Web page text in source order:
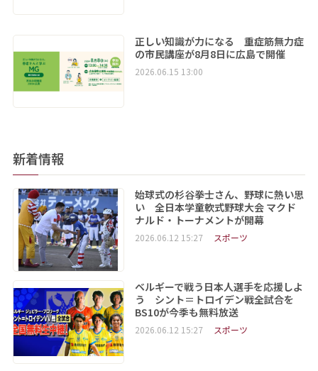
正しい知識が力になる 重症筋無力症
の市民講座が8月8日に広島で開催
2026.06.15 13:00
新着情報
始球式の杉谷拳士さん、野球に熱い思
い 全日本学童軟式野球大会 マクド
ナルド・トーナメントが開幕
2026.06.12 15:27 スポーツ
ベルギーで戦う日本人選手を応援しよ
う シント＝トロイデン戦全試合を
BS10が今季も無料放送
2026.06.12 15:27 スポーツ